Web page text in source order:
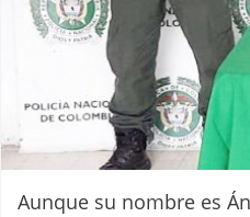
Aunque su nombre es